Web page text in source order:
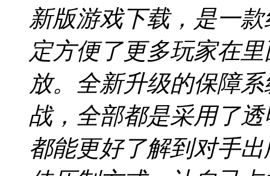
新版游戏下载，是一
定方便了更多玩家在
放。全新升级的保障
战，全部都是采用了
都能更好了解到对手